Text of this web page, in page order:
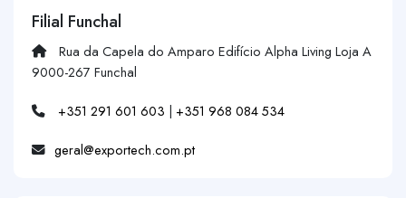
Filial Funchal
Rua da Capela do Amparo Edifício Alpha Living Loja A
9000-267 Funchal
+351 291 601 603 | +351 968 084 534
geral@exportech.com.pt